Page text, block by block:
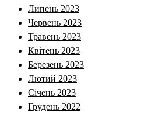
Липень 2023
Червень 2023
Травень 2023
Квітень 2023
Березень 2023
Лютий 2023
Січень 2023
Грудень 2022